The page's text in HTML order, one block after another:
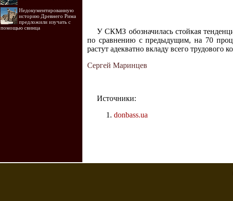
Недокументированную
историю Древнего Рима
предложили изучать с
помощью свинца
У СКМЗ обозначилась стойкая
по сравнению с предыдущим, на 70
растут адекватно вкладу всего трудового
Сергей Маринцев
Источники:
donbass.ua